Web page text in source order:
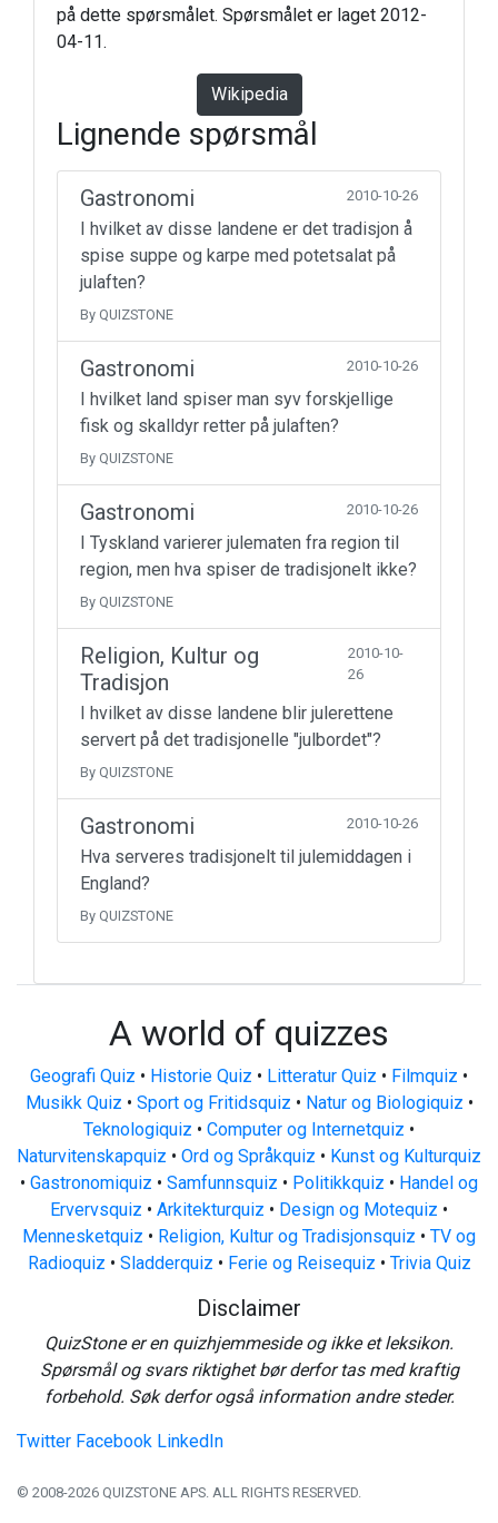
på dette spørsmålet. Spørsmålet er laget 2012-
04-11.
Wikipedia
Lignende spørsmål
Gastronomi 2010-10-26
I hvilket av disse landene er det tradisjon å
spise suppe og karpe med potetsalat på
julaften?
By QUIZSTONE
Gastronomi 2010-10-26
I hvilket land spiser man syv forskjellige
fisk og skalldyr retter på julaften?
By QUIZSTONE
Gastronomi 2010-10-26
I Tyskland varierer julematen fra region til
region, men hva spiser de tradisjonelt ikke?
By QUIZSTONE
Religion, Kultur og
Tradisjon
2010-10-
26
I hvilket av disse landene blir julerettene
servert på det tradisjonelle "julbordet"?
By QUIZSTONE
Gastronomi 2010-10-26
Hva serveres tradisjonelt til julemiddagen i
England?
By QUIZSTONE
A world of quizzes
Geografi Quiz • Historie Quiz • Litteratur Quiz • Filmquiz •
Musikk Quiz • Sport og Fritidsquiz • Natur og Biologiquiz •
Teknologiquiz • Computer og Internetquiz •
Naturvitenskapquiz • Ord og Språkquiz • Kunst og Kulturquiz
• Gastronomiquiz • Samfunnsquiz • Politikkquiz • Handel og
Ervervsquiz • Arkitekturquiz • Design og Motequiz •
Mennesketquiz • Religion, Kultur og Tradisjonsquiz • TV og
Radioquiz • Sladderquiz • Ferie og Reisequiz • Trivia Quiz
Disclaimer
QuizStone er en quizhjemmeside og ikke et leksikon.
Spørsmål og svars riktighet bør derfor tas med kraftig
forbehold. Søk derfor også information andre steder.
Twitter Facebook LinkedIn
© 2008-2026 QUIZSTONE APS. ALL RIGHTS RESERVED.